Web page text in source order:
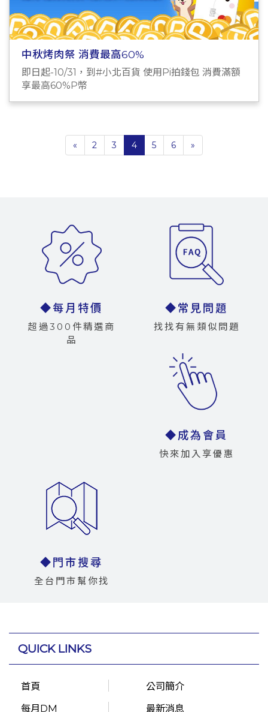
中秋烤肉祭 消費最高60%
即日起-10/31，到#小北百貨 使用Pi拍錢包 消費滿額
享最高60%P幣
« 2 3 4 5 6 »
◆每月特價
超過300件精選商
品
◆常見問題
找找有無類似問題
◆成為會員
快來加入享優惠
◆門市搜尋
全台門市幫你找
QUICK LINKS
首頁
公司簡介
每月DM
最新消息